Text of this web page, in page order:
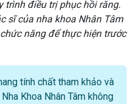
trình điều trị phục hồi răng.
sĩ của nha khoa Nhân Tâm
năng để thực hiện trước
tính chất tham khảo và
Khoa Nhân Tâm không